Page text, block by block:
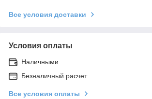
Все условия доставки
Условия оплаты
Наличными
Безналичный расчет
Все условия оплаты